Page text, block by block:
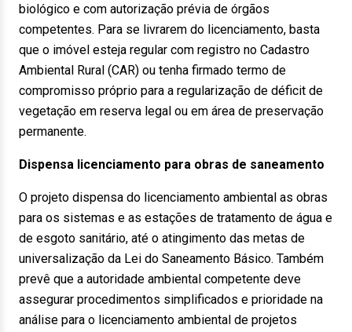
biológico e com autorização prévia de órgãos
competentes. Para se livrarem do licenciamento, basta
que o imóvel esteja regular com registro no Cadastro
Ambiental Rural (CAR) ou tenha firmado termo de
compromisso próprio para a regularização de déficit de
vegetação em reserva legal ou em área de preservação
permanente.
Dispensa licenciamento para obras de saneamento
O projeto dispensa do licenciamento ambiental as obras
para os sistemas e as estações de tratamento de água e
de esgoto sanitário, até o atingimento das metas de
universalização da Lei do Saneamento Básico. Também
prevê que a autoridade ambiental competente deve
assegurar procedimentos simplificados e prioridade na
análise para o licenciamento ambiental de projetos